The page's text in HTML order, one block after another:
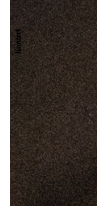
Konzert